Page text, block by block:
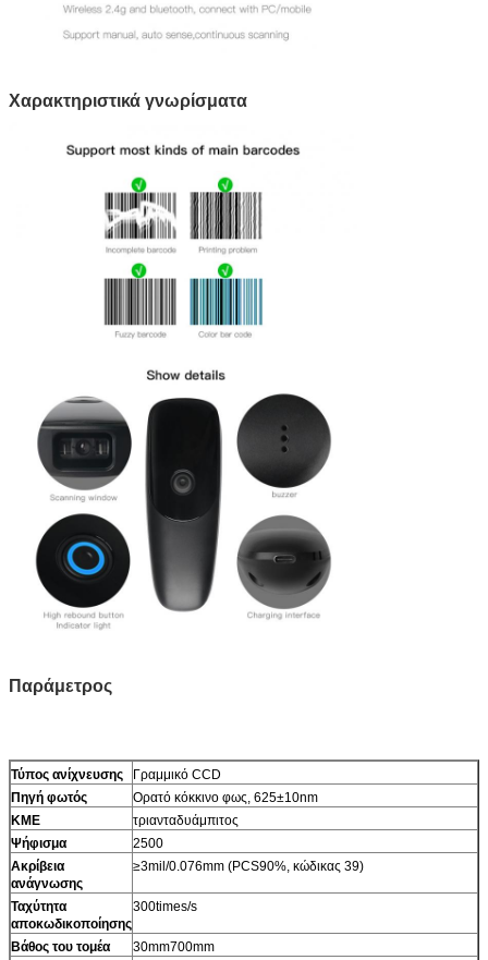
Χαρακτηριστικά γνωρίσματα
Παράμετρος
Τύπος ανίχνευσης
Γραμμικό CCD
Πηγή φωτός
Ορατό κόκκινο φως, 625±10nm
ΚΜΕ
τριανταδυάμπιτος
Ψήφισμα
2500
Ακρίβεια
ανάγνωσης
≥3mil/0.076mm (PCS90%, κώδικας 39)
Ταχύτητα
αποκωδικοποίησης
300times/s
Βάθος του τομέα
30mm700mm